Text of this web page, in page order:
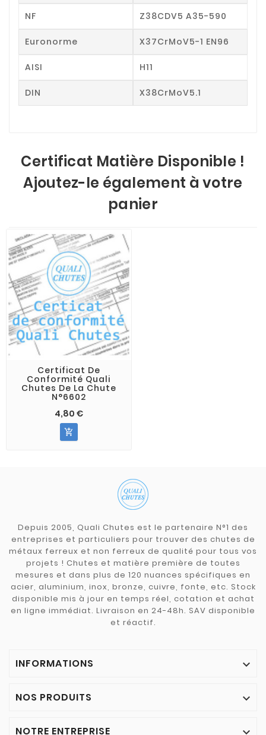
NF Z38CDV5 A35-590
Euronorme X37CrMoV5-1 EN96
AISI H11
DIN X38CrMoV5.1
Certificat Matière Disponible !
Ajoutez-le également à votre
panier
Certificat De
Conformité Quali
Chutes De La Chute
N°6602
4,80 €

Depuis 2005, Quali Chutes est le partenaire N°1 des
entreprises et particuliers pour trouver des chutes de
métaux ferreux et non ferreux de qualité pour tous vos
projets ! Chutes et matière première de toutes
mesures et dans plus de 120 nuances spécifiques en
acier, aluminium, inox, bronze, cuivre, fonte, etc. Stock
disponible mis à jour en temps réel, cotation et achat
en ligne immédiat. Livraison en 24-48h. SAV disponible
et réactif.
INFORMATIONS 
NOS PRODUITS 
NOTRE ENTREPRISE